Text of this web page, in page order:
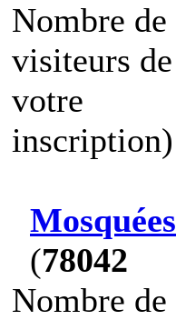
Nombre de
visiteurs de
votre
inscription)
Mosquées
(78042
Nombre de